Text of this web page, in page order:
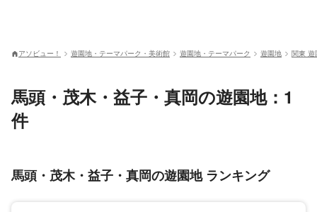
アソビュー！ 遊園地・テーマパーク・美術館 遊園地・テーマパーク 遊園地 関東 遊
馬頭・茂木・益子・真岡の遊園地：1
件
馬頭・茂木・益子・真岡の遊園地 ランキング